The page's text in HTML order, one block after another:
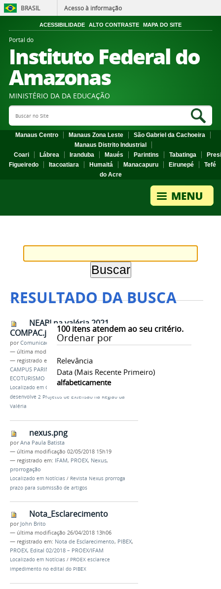
BRASIL Acesso à informação
ACESSIBILIDADE ALTO CONTRASTE MAPA DO SITE
Portal do
Instituto Federal do
Amazonas
MINISTÉRIO DA DA EDUCAÇÃO
Search Site
Manaus Centro Manaus Zona Leste
São Gabriel da Cachoeira
Manaus Distrito Industrial
Coari
Lábrea Iranduba Maués Parintins Tabatinga
Figueiredo
Itacoatiara Humaitá Manacapuru Eirunepé
Tefé
do Acre
RESULTADO DA BUSCA
100itens atendem ao seu critério.
Ordenar por
Relevância
Data (mais Recente Primeiro)
alfabeticamente
NEABI na valéria 2021
COMPAC.jpg
porComunicação CPR
— última modificação
— registrado em:
EXTENSÃO,NEABI
CAMPUS PARINTINS, VALÉRIA PROEX HORTA,
ECOTURISMO
Localizado em CAMPUS /…/Notícias/NEABI
desenvolve 2 Projetos de Extensão na Região da
Valéria
nexus.png
porAna Paula Batista
— última modificação 02/05/2018 15h19
— registrado em: IFAM, PROEX, Nexus,
prorrogação
Localizado em Notícias / Revista Nexus prorroga
prazo para submissão de artigos
Nota_Esclarecimento
por John Brito
— última modificação 26/04/2018 13h06
— registrado em: Nota de Esclarecimento, PIBEX,
PROEX, Edital 02/2018 – PROEX/IFAM
Localizado em Notícias / PROEX esclarece
impedimento no edital do PIBEX